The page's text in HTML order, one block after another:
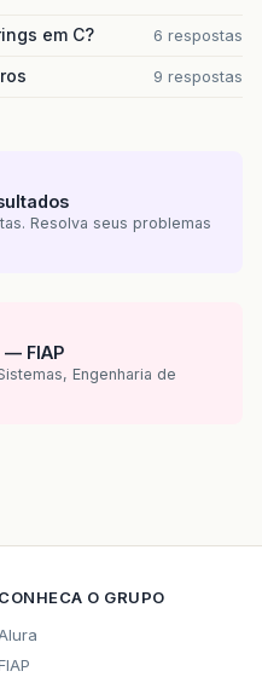
em C? 6 respostas
9 respostas
Resolva seus problemas
— FIAP
Engenharia de
CONHECA O GRUPO